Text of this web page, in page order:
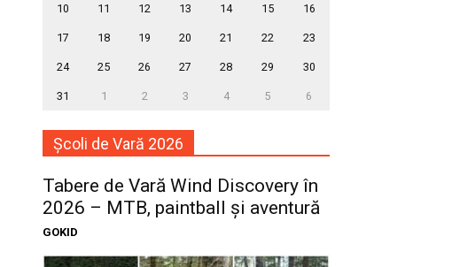
10 11 12 13 14 15 16
17 18 19 20 21 22 23
24 25 26 27 28 29 30
31 1 2 3 4 5 6
Școli de Vară 2026
Tabere de Vară Wind Discovery în
2026 – MTB, paintball și aventură
GOKID